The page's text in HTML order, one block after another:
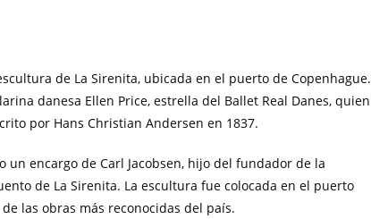
de La Sirenita, ubicada en el puerto de Copenhague.
danesa Ellen Price, estrella del Ballet Real Danes, quien
por Hans Christian Andersen en 1837.
un encargo de Carl Jacobsen, hijo del fundador de la
de La Sirenita. La escultura fue colocada en el puerto
las obras más reconocidas del país.